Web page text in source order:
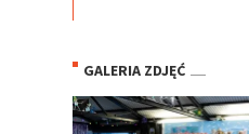
GALERIA ZDJĘĆ